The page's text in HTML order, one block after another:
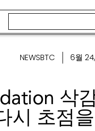
NEWSBTC 6월
삭
시 초점